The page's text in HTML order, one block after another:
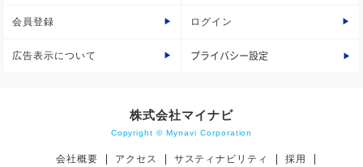
会員登録 ログイン
広告表示について プライバシー設定
株式会社マイナビ
Copyright © Mynavi Corporation
会社概要 アクセス サスティナビリティ
採用